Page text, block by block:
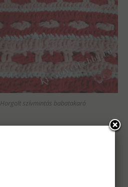
Horgolt szívmintás babatakaró